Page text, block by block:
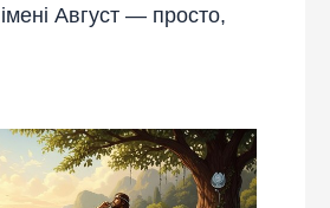
Август — просто,